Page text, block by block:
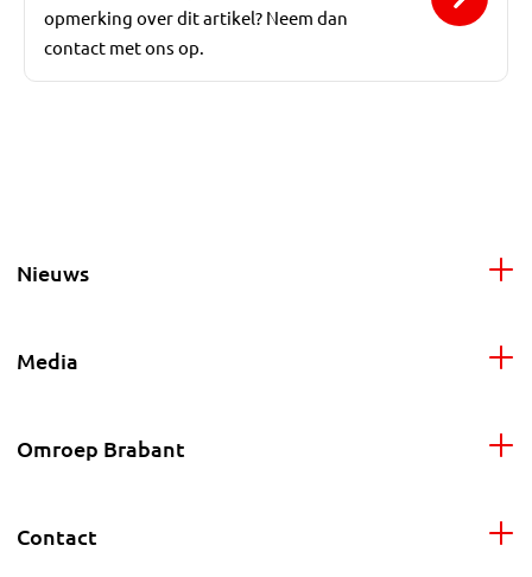
opmerking over dit artikel? Neem dan
contact met ons op.
Nieuws
Media
Omroep Brabant
Contact